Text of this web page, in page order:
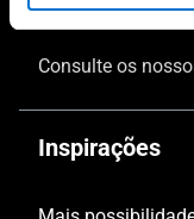
Consulte os
Inspirações